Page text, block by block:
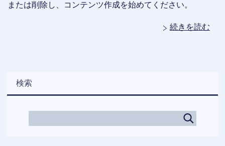
または削除し、コンテンツ作成を始めてください。
続きを読む
検索